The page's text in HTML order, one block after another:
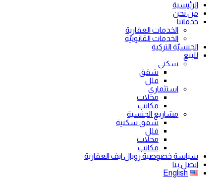
الرئيسية
من نحن
خدماتنا
الخدمات العقارية
الخدمات القانونيّة
الجنسيّة التركية
للبيع
سكني
شقق
فلل
استثماري
محلات
مكاتب
مشاريع الجنسية
شقق سكنية
فلل
محلات
مكاتب
سياسة خصوصية رويال ايف العقارية
اتصل بنا
English